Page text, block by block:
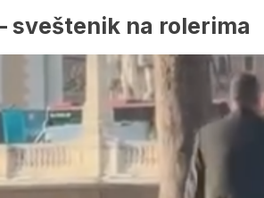
sveštenik na rolerima